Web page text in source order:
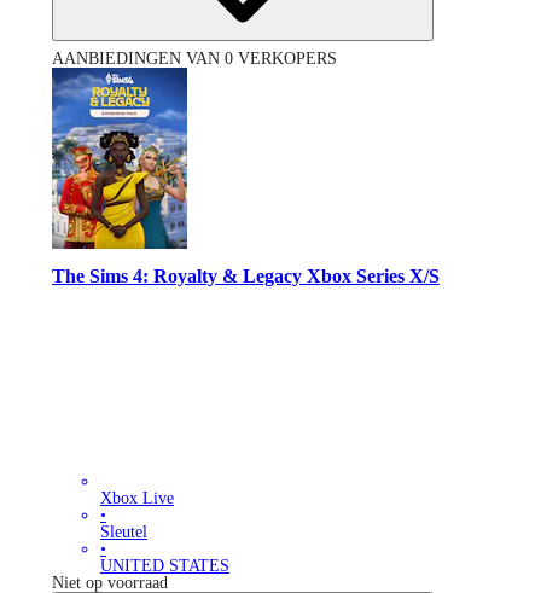
AANBIEDINGEN VAN 0 VERKOPERS
The Sims 4: Royalty & Legacy Xbox Series X/S
Xbox Live
•
Sleutel
•
UNITED STATES
Niet op voorraad